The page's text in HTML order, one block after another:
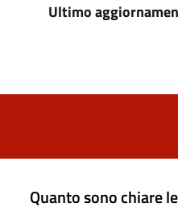
Ultimo
Quanto sono chiare